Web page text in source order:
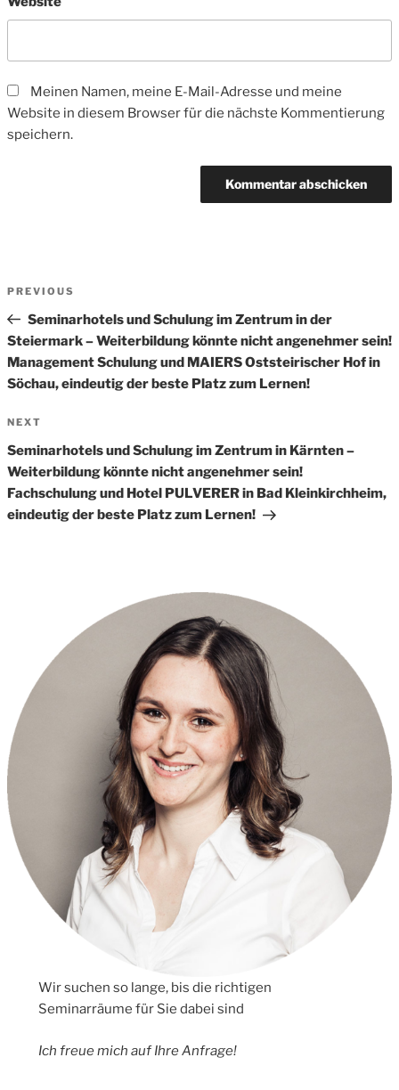
Meinen Namen, meine E-Mail-Adresse und meine
Website in diesem Browser für die nächste Kommentierung
speichern.
Previous
Post
PREVIOUS
Seminarhotels und Schulung im Zentrum in der
Steiermark – Weiterbildung könnte nicht angenehmer sein!
Management Schulung und MAIERS Oststeirischer Hof in
Söchau, eindeutig der beste Platz zum Lernen!
Next
Post
NEXT
Seminarhotels und Schulung im Zentrum in Kärnten –
Weiterbildung könnte nicht angenehmer sein!
Fachschulung und Hotel PULVERER in Bad Kleinkirchheim,
eindeutig der beste Platz zum Lernen!
Wir suchen so lange, bis die richtigen
Seminarräume für Sie dabei sind
Ich freue mich auf Ihre Anfrage!